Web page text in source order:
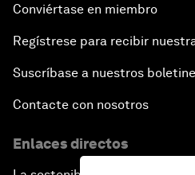
Conviértase en miembro
Regístrese para recibir
Suscríbase a nuestros
Contacte con nosotros
Enlaces directos